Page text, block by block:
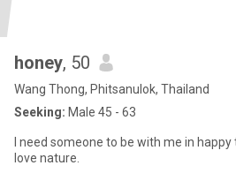
honey, 50
Wang Thong, Phitsanulok, Thailand
Seeking: Male 45 - 63
I need someone to be with me in happy
love nature.